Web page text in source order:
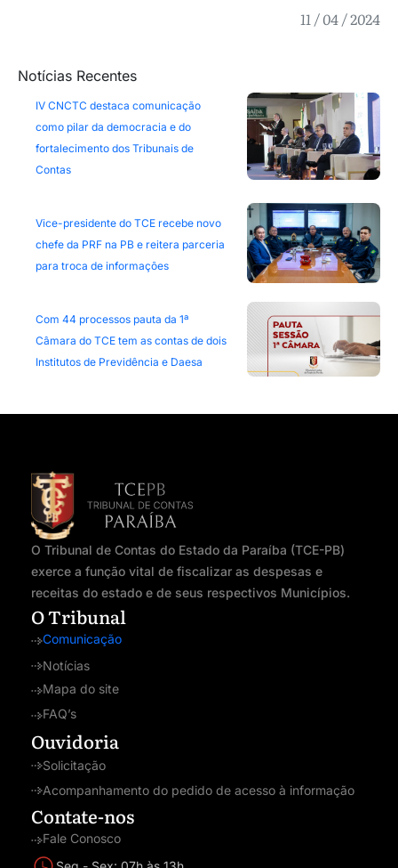
11 / 04 / 2024
Notícias Recentes
IV CNCTC destaca comunicação
como pilar da democracia e do
fortalecimento dos Tribunais de
Contas
Vice-presidente do TCE recebe novo
chefe da PRF na PB e reitera parceria
para troca de informações
Com 44 processos pauta da 1ª
Câmara do TCE tem as contas de dois
Institutos de Previdência e Daesa
O Tribunal de Contas do Estado da Paraíba (TCE-PB)
exerce a função vital de fiscalizar as despesas e
receitas do estado e de seus respectivos Municípios.
O Tribunal
Comunicação
Notícias
Mapa do site
FAQ’s
Ouvidoria
Solicitação
Acompanhamento do pedido de acesso à informação
Contate-nos
Fale Conosco